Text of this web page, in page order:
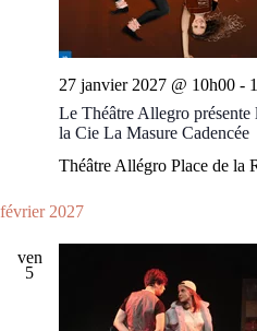
Le Théâtre Allegro
la Cie La Masure Cadencée
27 janvier 2027 @ 10h00 -
Théâtre Allégro Place de la
février 2027
ven
5